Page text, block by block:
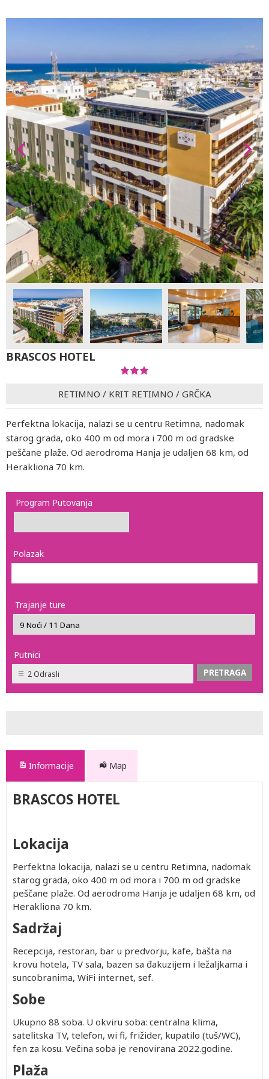
BRASCOS HOTEL
RETIMNO / KRIT RETIMNO / GRČKA
Perfektna lokacija, nalazi se u centru Retimna, nadomak
starog grada, oko 400 m od mora i 700 m od gradske
peščane plaže. Od aerodroma Hanja je udaljen 68 km, od
Herakliona 70 km.
Program Putovanja
Polazak
Trajanje ture
Putnici
2 Odrasli
Informacije Map
BRASCOS HOTEL
Lokacija
Perfektna lokacija, nalazi se u centru Retimna, nadomak
starog grada, oko 400 m od mora i 700 m od gradske
peščane plaže. Od aerodroma Hanja je udaljen 68 km, od
Herakliona 70 km.
Sadržaj
Recepcija, restoran, bar u predvorju, kafe, bašta na
krovu hotela, TV sala, bazen sa đakuzijem i ležaljkama i
suncobranima, WiFi internet, sef.
Sobe
Ukupno 88 soba. U okviru soba: centralna klima,
satelitska TV, telefon, wi fi, frižider, kupatilo (tuš/WC),
fen za kosu. Večina soba je renovirana 2022.godine.
Plaža